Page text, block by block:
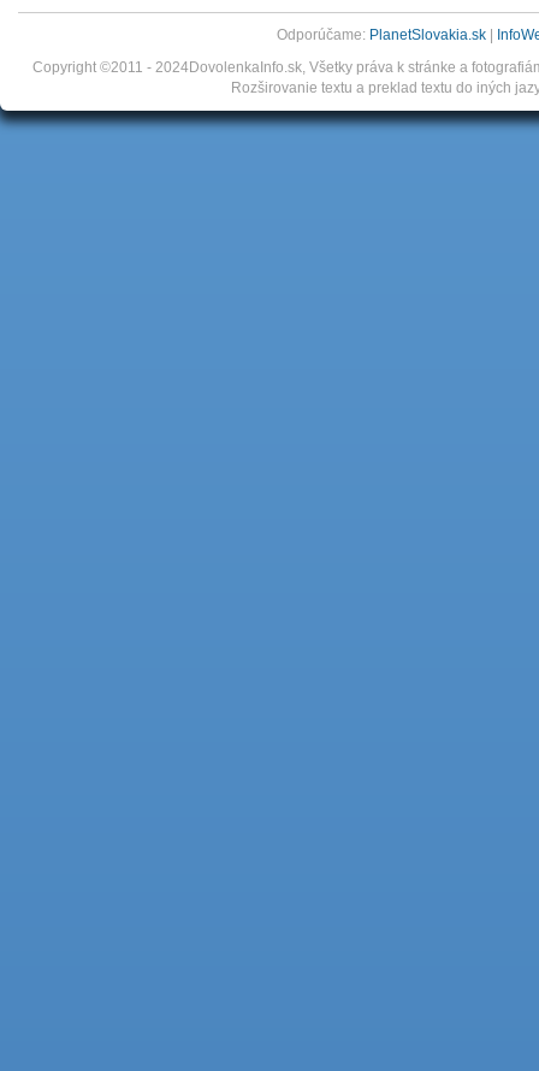
Odporúčame: PlanetSlovakia.sk
Copyright ©2011 - 2024DovolenkaInfo.sk, Všetky práva k stránke a
Rozširovanie textu a preklad textu do iných